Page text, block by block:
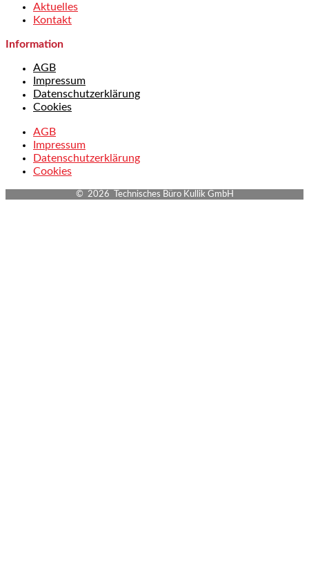
Aktuelles
Kontakt
Information
AGB
Impressum
Datenschutzerklärung
Cookies
AGB
Impressum
Datenschutzerklärung
Cookies
© 2026 Technisches Büro Kullik GmbH